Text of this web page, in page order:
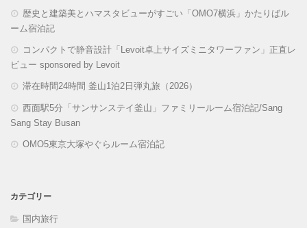
歴史と建築美とハマスタビューがすごい「OMO7横浜」かたりばル
ーム宿泊記
コンパクトで静音設計「Levoit卓上サイズミニタワーファン」正直レ
ビュー sponsored by Levoit
滞在時間24時間 釜山1泊2日弾丸旅（2026）
西面駅5分「サンサンステイ釜山」ファミリールーム宿泊記/Sang
Sang Stay Busan
OMO5東京大塚やぐらルーム宿泊記
カテゴリー
国内旅行